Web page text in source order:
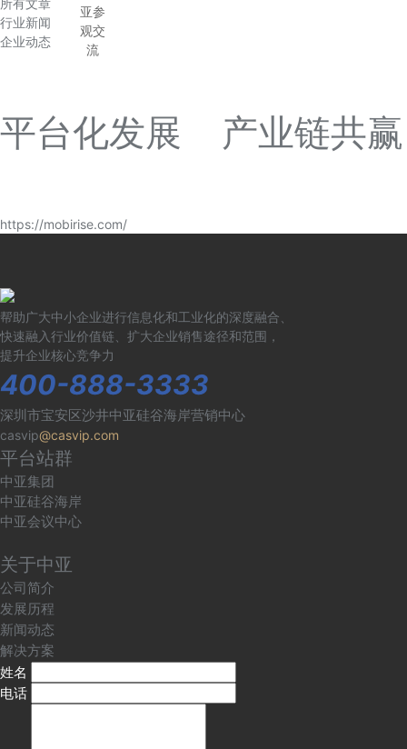
亚参
观交
流
行业新闻
企业动态
平台化发展 产业链共赢
https://mobirise.com/
帮助广大中小企业进行信息化和工业化的深度融合、
快速融入行业价值链、扩大企业销售途径和范围，
提升企业核心竞争力
400-888-3333
深圳市宝安区沙井中亚硅谷海岸营销中心
casvip@casvip.com
平台站群
中亚集团
中亚硅谷海岸
中亚会议中心
关于中亚
公司简介
发展历程
新闻动态
解决方案
姓名
电话